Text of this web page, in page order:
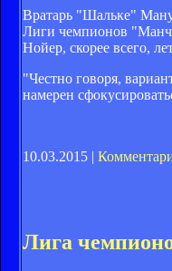
Вратарь "Шальке"
Лиги чемпионов
Нойер, скорее всего,
"Честно говоря,
намерен
10.03.2015 |
Лига